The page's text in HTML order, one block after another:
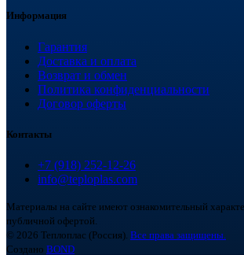
Информация
Гарантия
Доставка и оплата
Возврат и обмен
Политика конфиденциальности
Договор оферты
Контакты
+7 (918) 252-12-26
info@teploplas.com
Материалы на сайте имеют ознакомительный
публичной офертой.
© 2026 Теплоплас (Россия). Все права защищены.
Создано BOND